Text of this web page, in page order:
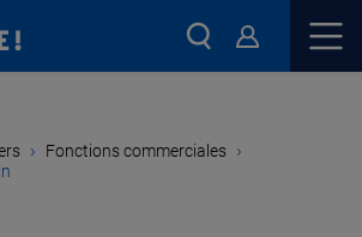
› Fonctions commerciales ›